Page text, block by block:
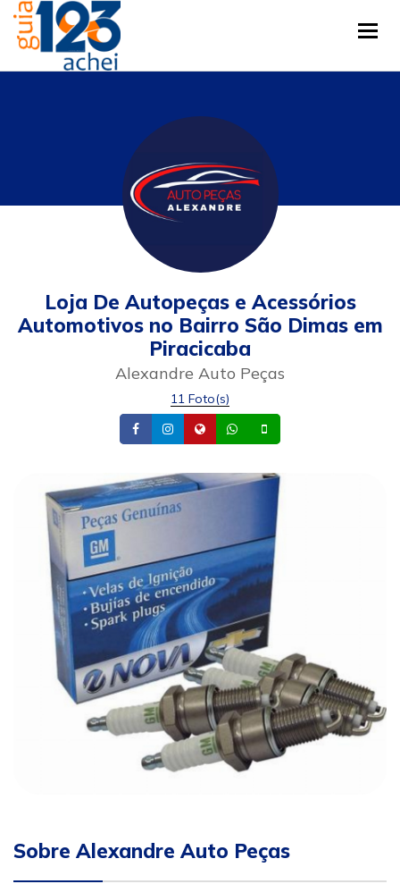
Loja De Autopeças e Acessórios
Automotivos no Bairro São Dimas em
Piracicaba
Alexandre Auto Peças
11 Foto(s)
FacebookInstagram
Site Whatsapp
Sobre Alexandre Auto Peças